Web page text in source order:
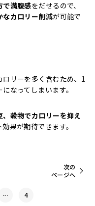
で満腹感をだせるので、
なカロリー削減が可能で
リーを多く含むため、1
なってしまいます。
、穀物でカロリーを抑え
果が期待できます。
...
次の
ページへ
4